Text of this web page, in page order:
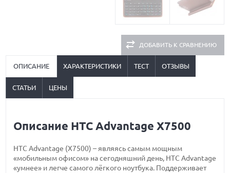
ДОБАВИТЬ К СРАВНЕНИЮ
ОПИСАНИЕ ХАРАКТЕРИСТИКИ ТЕСТ ОТЗЫВЫ
СТАТЬИ ЦЕНЫ
Описание HTC Advantage X7500
HTC Advantage (X7500) – являясь самым мощным
«мобильным офисом» на сегодняшний день, HTC Advantage
«умнее» и легче самого лёгкого ноутбука. Поддерживает